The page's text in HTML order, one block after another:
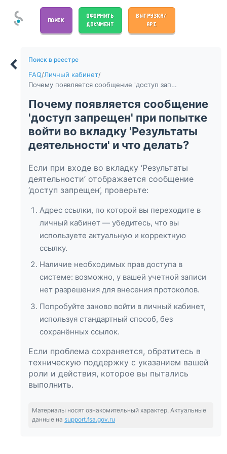
ПОИСК
ОФОРМИТЬ
ДОКУМЕНТ
ВЫГРУЗКА/
API
Поиск в реестре
FAQ/Личный кабинет/
Почему появляется сообщение 'доступ запрещен' при попытке войти во вкладку 'Результаты деятельности' и что делать?
Почему появляется сообщение
'доступ запрещен' при попытке
войти во вкладку 'Результаты
деятельности' и что делать?
Если при входе во вкладку ‘Результаты
деятельности’ отображается сообщение
‘доступ запрещен’, проверьте:
Адрес ссылки, по которой вы переходите в
личный кабинет — убедитесь, что вы
используете актуальную и корректную
ссылку.
Наличие необходимых прав доступа в
системе: возможно, у вашей учетной записи
нет разрешения для внесения протоколов.
Попробуйте заново войти в личный кабинет,
используя стандартный способ, без
сохранённых ссылок.
Если проблема сохраняется, обратитесь в
техническую поддержку с указанием вашей
роли и действия, которое вы пытались
выполнить.
Материалы носят ознакомительный характер. Актуальные
данные на support.fsa.gov.ru